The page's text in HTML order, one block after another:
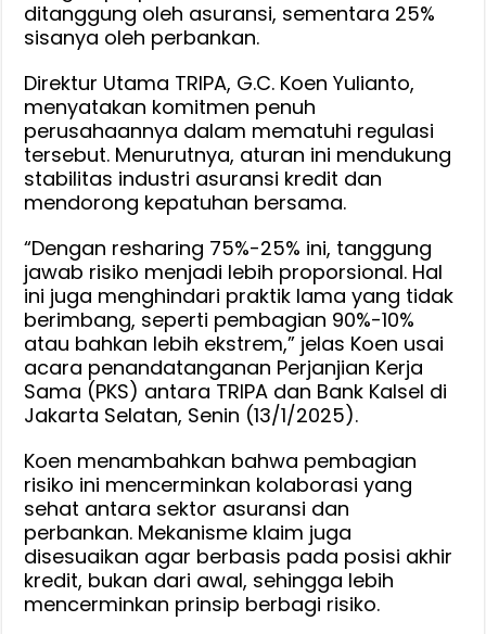
ditanggung oleh asuransi, sementara 25%
sisanya oleh perbankan.
Direktur Utama TRIPA, G.C. Koen Yulianto,
menyatakan komitmen penuh
perusahaannya dalam mematuhi regulasi
tersebut. Menurutnya, aturan ini mendukung
stabilitas industri asuransi kredit dan
mendorong kepatuhan bersama.
“Dengan resharing 75%-25% ini, tanggung
jawab risiko menjadi lebih proporsional. Hal
ini juga menghindari praktik lama yang tidak
berimbang, seperti pembagian 90%-10%
atau bahkan lebih ekstrem,” jelas Koen usai
acara penandatanganan Perjanjian Kerja
Sama (PKS) antara TRIPA dan Bank Kalsel di
Jakarta Selatan, Senin (13/1/2025).
Koen menambahkan bahwa pembagian
risiko ini mencerminkan kolaborasi yang
sehat antara sektor asuransi dan
perbankan. Mekanisme klaim juga
disesuaikan agar berbasis pada posisi akhir
kredit, bukan dari awal, sehingga lebih
mencerminkan prinsip berbagi risiko.